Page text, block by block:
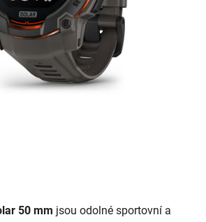
50 mm jsou odolné sportovní a